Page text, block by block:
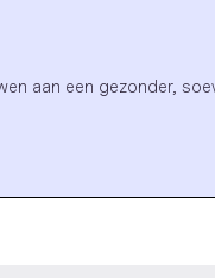
aan een gezonder,